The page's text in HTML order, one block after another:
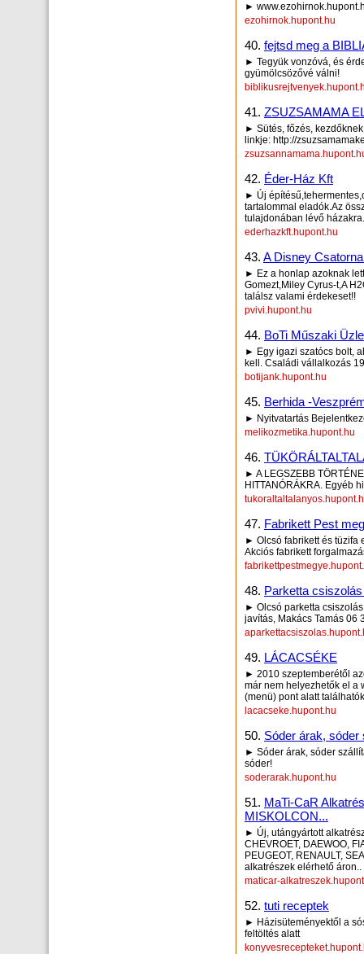
►
ezohirnok.hupont.hu
40. fejtsd meg a
► Tegyük vonzóvá, és
gyümölcsözővé válni!
41. ZSUZSAMAMA
► Sütés, főzés,
linkje: http://
42. Éder-Ház Kft
► Új
tartalommal eladók.Az
tulajdonában lévő házakra.
ederhazkft.hupont.hu
43. A Disney
► Ez a honlap azoknak
Gomezt,Miley Cyrus-t,A
találsz valami érdekeset!!
pvivi.hupont.hu
44. BoTi Műszaki
► Egy igazi szatócs bolt,
kell. Családi vállalkozás
botijank.hupont.hu
45. Berhida -
► Nyitvatartás
melikozmetika.hupont.hu
46.
► A LEGSZEBB
HITTANÓRÁKRA. Egyéb
47. Fabrikett Pest
► Olcsó fabrikett és tüzifa
Akciós fabrikett
48. Parketta
► Olcsó parketta
javítás, Makács Tamás 06
49. LÁCACSÉKE
► 2010 szeptemberétől
már nem helyezhetők el a
(menü) pont alatt találhatók
lacacseke.hupont.hu
50. Sóder árak,
► Sóder árak, sóder
sóder!
soderarak.hupont.hu
51. MaTi-CaR
MISKOLCON...
► Új, utángyártott
CHEVROET, DAEWOO,
PEUGEOT, RENAULT,
alkatrészek elérhető áron..
maticar-
52. tuti receptek
► Házisüteményektől a
feltöltés alatt